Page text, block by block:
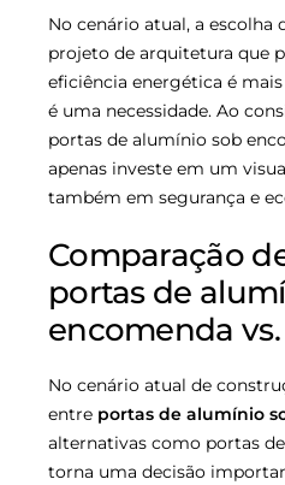
No cenário atual, a escolha
projeto de arquitetura que
eficiência energética é
é uma necessidade. Ao
portas de alumínio sob
apenas investe em um
também em segurança e
Comparação
portas de
encomenda
No cenário atual de
entre portas de alumínio
alternativas como portas
torna uma decisão